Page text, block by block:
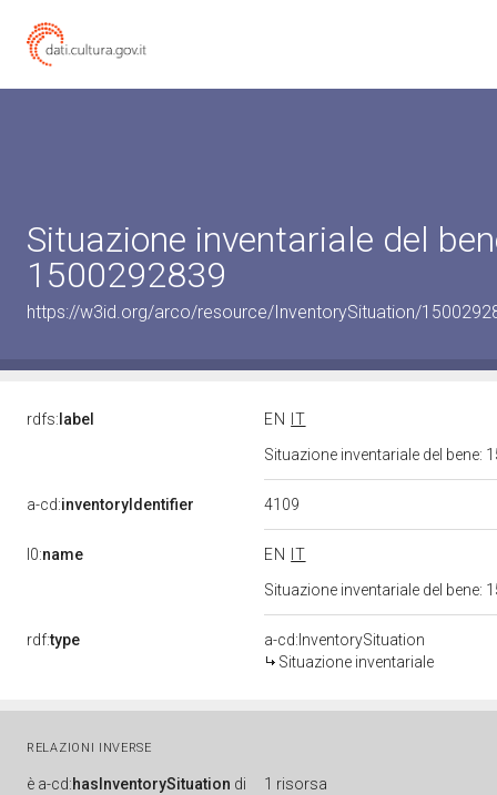
Situazione inventariale del
1500292839
https://w3id.org/arco/resource/InventorySituation/
rdfs: label EN
IT
Situazione inventariale del bene:
a-cd:inventoryIdentifier 4109
l0:name EN
IT
Situazione inventariale del bene:
rdf:type
a-cd:InventorySituation
Situazione inventariale
RELAZIONI INVERSE
è a-cd:hasInventorySituation di 1 risorsa